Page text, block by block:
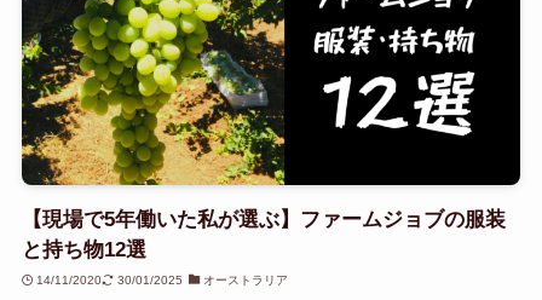
【現場で5年働いた私が選ぶ】ファームジョブの服装
と持ち物12選
14/11/2020 30/01/2025 オーストラリア